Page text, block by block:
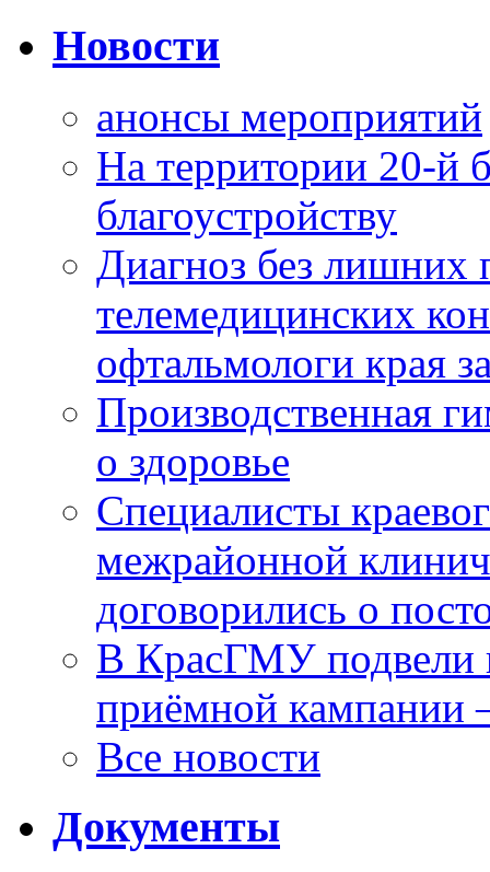
Новости
анонсы мероприятий
На территории 20-й
благоустройству
Диагноз без лишних
телемедицинских
офтальмологи края
Производственная
о здоровье
Специалисты
межрайонной
договорились о
В КрасГМУ подвели
приёмной кампании
Все новости
Документы